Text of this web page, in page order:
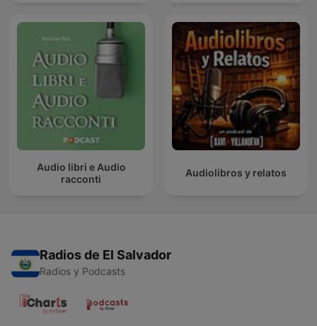
Audio libri e Audio
racconti
Audiolibros y relatos
Radios de El Salvador
Radios y Podcasts